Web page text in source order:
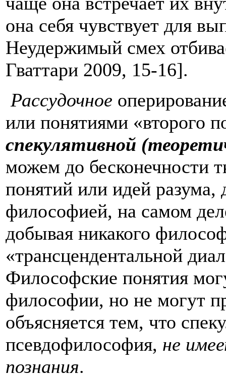
она себя чувствует для
Неудержимый смех
Гваттари 2009, 15-16].
Рассудочное
или понятиями «второго
спекулятивной
можем до бесконечности
понятий или идей разума,
философией, на самом
добывая никакого
«трансцендентальной
Философские понятия
философии, но не могут
объясняется тем, что
псевдофилософия, не
познания.